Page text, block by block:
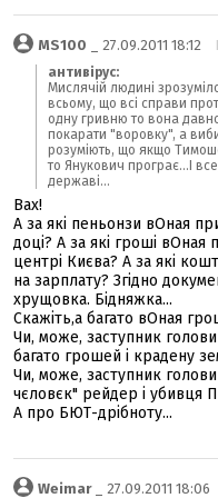
MS100 _ 27.09.2011 18:12
антивірус:
Мислячій людині
всьому, що всі справи
одну гривню то вона
покарати "воровку", а
розуміють, що якщо
то Янукович програє...І
державі...
Вах!
А за які пеньонзи вОная
доці? А за які гроші
центрі Києва? А за які
на зарплату? Згідно
хрущовка. Бідняжка...
Скажіть,а багато вОная
Чи, може, заступник
багато грошей і крадену
Чи, може, заступник
чєловєк" рейдер і убивця
А про БЮТ-дрібноту...
Weimar_ 27.09.2011 18:06